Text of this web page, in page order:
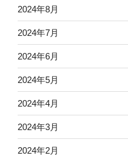
2024年8月
2024年7月
2024年6月
2024年5月
2024年4月
2024年3月
2024年2月